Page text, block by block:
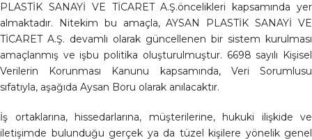
PLASTİK SANAYİ VE TİCARET A.Ş.öncelikleri kapsamında yer
almaktadır. Nitekim bu amaçla, AYSAN PLASTİK SANAYİ VE
TİCARET A.Ş. devamlı olarak güncellenen bir sistem kurulması
amaçlanmış ve işbu politika oluşturulmuştur. 6698 sayılı Kişisel
Verilerin Korunması Kanunu kapsamında, Veri Sorumlusu
sıfatıyla, aşağıda Aysan Boru olarak anılacaktır.
İş ortaklarına, hissedarlarına, müşterilerine, hukuki ilişkide ve
iletişimde bulunduğu gerçek ya da tüzel kişilere yönelik genel